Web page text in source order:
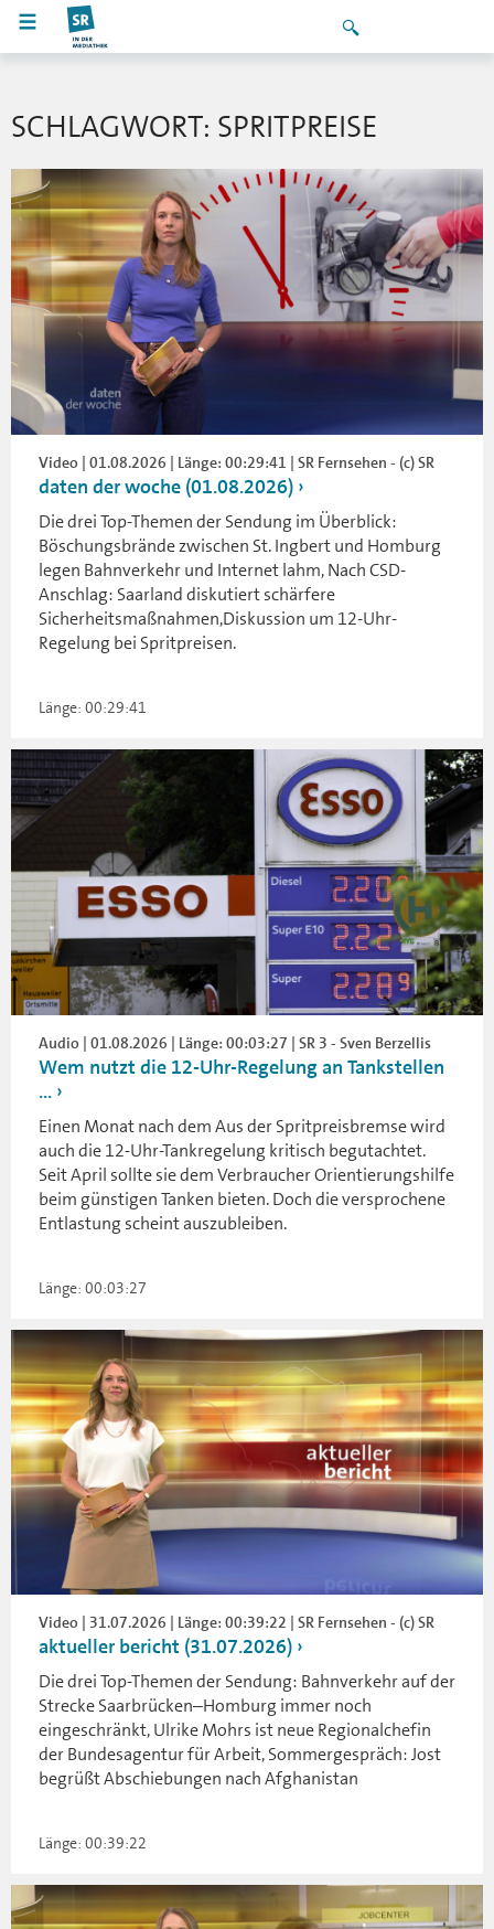
SCHLAGWORT: SPRITPREISE
Video | 01.08.2026 | Länge: 00:29:41 | SR Fernsehen - (c) SR
daten der woche (01.08.2026)
Die drei Top-Themen der Sendung im Überblick:
Böschungsbrände zwischen St. Ingbert und Homburg
legen Bahnverkehr und Internet lahm, Nach CSD-
Anschlag: Saarland diskutiert schärfere
Sicherheitsmaßnahmen,Diskussion um 12-Uhr-
Regelung bei Spritpreisen.
Länge: 00:29:41
Audio | 01.08.2026 | Länge: 00:03:27 | SR 3 - Sven Berzellis
Wem nutzt die 12-Uhr-Regelung an Tankstellen
...
Einen Monat nach dem Aus der Spritpreisbremse wird
auch die 12-Uhr-Tankregelung kritisch begutachtet.
Seit April sollte sie dem Verbraucher Orientierungshilfe
beim günstigen Tanken bieten. Doch die versprochene
Entlastung scheint auszubleiben.
Länge: 00:03:27
Video | 31.07.2026 | Länge: 00:39:22 | SR Fernsehen - (c) SR
aktueller bericht (31.07.2026)
Die drei Top-Themen der Sendung: Bahnverkehr auf der
Strecke Saarbrücken–Homburg immer noch
eingeschränkt, Ulrike Mohrs ist neue Regionalchefin
der Bundesagentur für Arbeit, Sommergespräch: Jost
begrüßt Abschiebungen nach Afghanistan
Länge: 00:39:22